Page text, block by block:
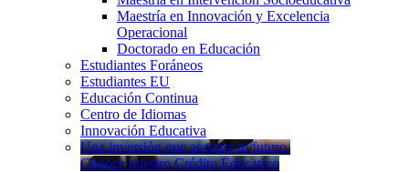
Maestría en Innovación y Excelencia
Operacional
Doctorado en Educación
Estudiantes Foráneos
Estudiantes EU
Educación Continua
Centro de Idiomas
Innovación Educativa
Una inversión que asegura tu futuro.
Conoce nuestro Crédito Educativo